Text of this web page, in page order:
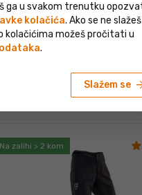
Leatt MTB HydraDri 5.0 hlače,
Na zalihi > 2 kom
ga u svakom trenutku
kolačića. Ako se ne
kolačićima možeš pročitati u
.
Slažem se